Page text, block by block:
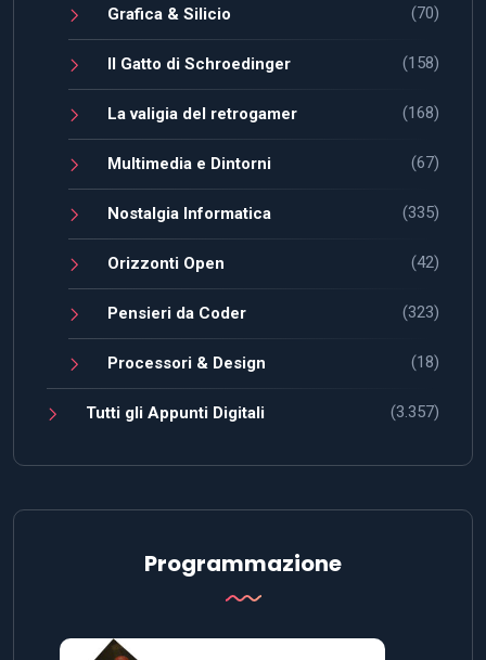
Grafica & Silicio (70)
Il Gatto di Schroedinger (158)
La valigia del retrogamer (168)
Multimedia e Dintorni (67)
Nostalgia Informatica (335)
Orizzonti Open (42)
Pensieri da Coder (323)
Processori & Design (18)
Tutti gli Appunti Digitali (3.357)
Programmazione